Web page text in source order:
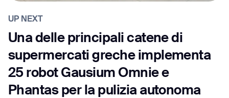
UP NEXT
Una delle principali catene di
supermercati greche implementa
25 robot Gausium Omnie e
Phantas per la pulizia autonoma